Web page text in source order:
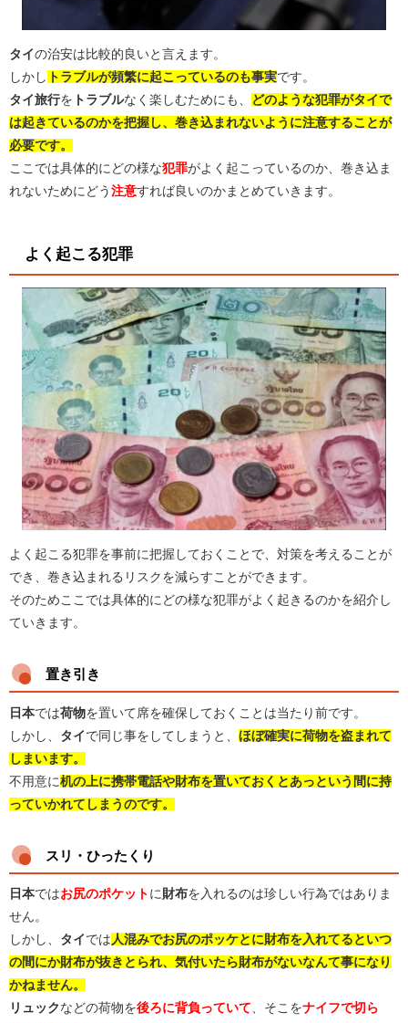
タイの治安は比較的良いと言えます。
しかし トラブルが頻繁に起こっているのも事実です。
タイ旅行を トラブルなく楽しむためにも、
どのような犯罪がタイで
は起きているのかを把握し、巻き込まれないように注意することが
必要です。
ここでは具体的にどの様な犯罪がよく起こっているのか、巻き込ま
れないためにどう 注意すれば良いのかまとめていきます。
よく起こる犯罪
よく起こる犯罪を事前に把握しておくことで、対策を考えることが
でき、巻き込まれるリスクを減らすことができます。
そのためここでは具体的にどの様な犯罪がよく起きるのかを紹介し
ていきます。
置き引き
日本では荷物を置いて席を確保しておくことは当たり前です。
しかし、 タイ で同じ事をしてしまうと、 ほぼ確実に荷物を盗まれて
しまいます。
不用意に机の上に携帯電話や財布を置いておくとあっという間に持
っていかれてしまうのです。
スリ・ひったくり
日本ではお尻のポケット に 財布を入れるのは珍しい行為ではありま
せん。
しかし、 タイ では 人混みでお尻のポッケとに財布を入れてるといつ
の間にか財布が抜きとられ、気付いたら財布がないなんて事になり
かねません。
リュック などの荷物を後ろに背負っていて 、そこをナイフで切ら